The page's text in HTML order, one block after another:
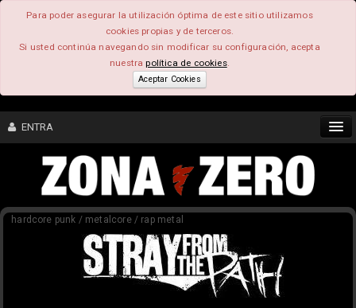
Para poder asegurar la utilización óptima de este sitio utilizamos
cookies propias y de terceros.
Si usted continúa navegando sin modificar su configuración, acepta
nuestrapolítica de cookies.
Aceptar Cookies
ENTRA
CONTENIDO
COMUNIDAD
FEEEDBACK
hardcore punk / metalcore / rap metal